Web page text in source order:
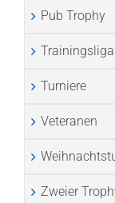
Pub Trophy
Trainingsliga
Turniere
Veteranen
Zweier